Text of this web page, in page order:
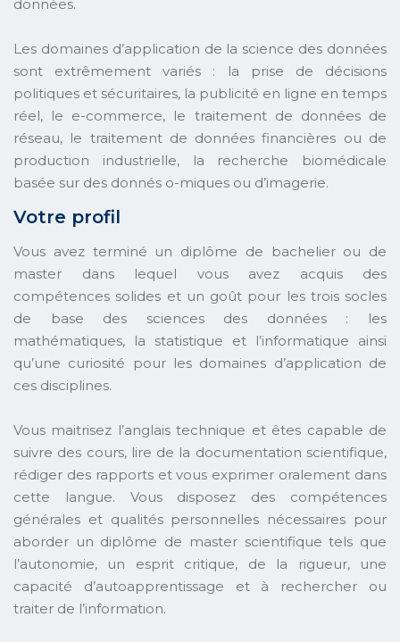
données.
Les domaines d’application de la science des données
sont extrêmement variés : la prise de décisions
politiques et sécuritaires, la publicité en ligne en temps
réel, le e-commerce, le traitement de données de
réseau, le traitement de données financières ou de
production industrielle, la recherche biomédicale
basée sur des donnés o-miques ou d’imagerie.
Votre profil
Vous avez terminé un diplôme de bachelier ou de
master dans lequel vous avez acquis des
compétences solides et un goût pour les trois socles
de base des sciences des données : les
mathématiques, la statistique et l’informatique ainsi
qu’une curiosité pour les domaines d’application de
ces disciplines.
Vous maitrisez l’anglais technique et êtes capable de
suivre des cours, lire de la documentation scientifique,
rédiger des rapports et vous exprimer oralement dans
cette langue. Vous disposez des compétences
générales et qualités personnelles nécessaires pour
aborder un diplôme de master scientifique tels que
l’autonomie, un esprit critique, de la rigueur, une
capacité d’autoapprentissage et à rechercher ou
traiter de l’information.